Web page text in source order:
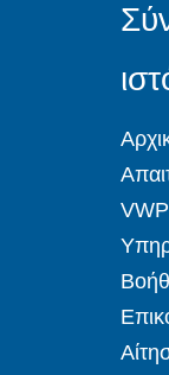
VWP